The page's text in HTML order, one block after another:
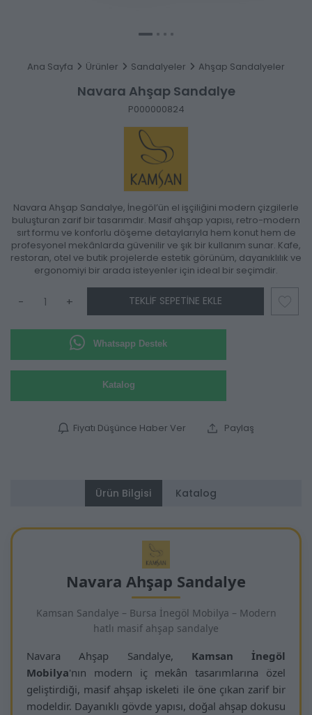
Ana Sayfa Ürünler Sandalyeler Ahşap Sandalyeler
Navara Ahşap Sandalye
P000000824
Navara Ahşap Sandalye, İnegöl’ün el işçiliğini modern çizgilerle
buluşturan zarif bir tasarımdır. Masif ahşap yapısı, retro-modern
sırt formu ve konforlu döşeme detaylarıyla hem konut hem de
profesyonel mekânlarda güvenilir ve şık bir kullanım sunar. Kafe,
restoran, otel ve butik projelerde estetik görünüm, dayanıklılık ve
ergonomiyi bir arada isteyenler için ideal bir seçimdir.
- + TEKLIF SEPETINE EKLE
Whatsapp Destek
Katalog
Fiyatı Düşünce Haber Ver Paylaş
Ürün Bilgisi Katalog
Navara Ahşap Sandalye
Kamsan Sandalye – Bursa İnegöl Mobilya – Modern
hatlı masif ahşap sandalye
Navara Ahşap Sandalye, Kamsan İnegöl
Mobilya'nın modern iç mekân tasarımlarına özel
geliştirdiği, masif ahşap iskeleti ile öne çıkan zarif bir
modeldir. Dayanıklı gövde yapısı, doğal ahşap dokusu